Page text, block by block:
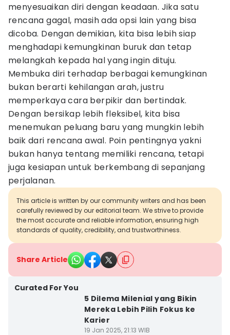
menyesuaikan diri dengan keadaan. Jika satu
rencana gagal, masih ada opsi lain yang bisa
dicoba. Dengan demikian, kita bisa lebih siap
menghadapi kemungkinan buruk dan tetap
melangkah kepada hal yang ingin dituju.
Membuka diri terhadap berbagai kemungkinan
bukan berarti kehilangan arah, justru
memperkaya cara berpikir dan bertindak.
Dengan bersikap lebih fleksibel, kita bisa
menemukan peluang baru yang mungkin lebih
baik dari rencana awal. Poin pentingnya yakni
bukan hanya tentang memiliki rencana, tetapi
juga kesiapan untuk berkembang di sepanjang
perjalanan.
This article is written by our community writers and has been
carefully reviewed by our editorial team. We strive to provide
the most accurate and reliable information, ensuring high
standards of quality, credibility, and trustworthiness.
Share Article
Curated For You
5 Dilema Milenial yang Bikin
Mereka Lebih Pilih Fokus ke
Karier
19 Jan 2025, 21:13 WIB